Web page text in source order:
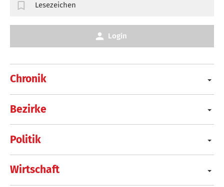
Chronik
Bezirke
Politik
Wirtschaft
Lesezeichen
Login